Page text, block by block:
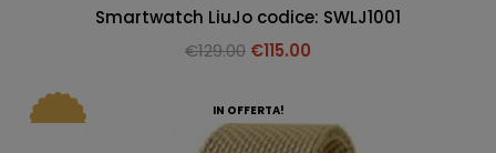
Smartwatch LiuJo codice: SWLJ1001
€129.00 €115.00
IN OFFERTA!